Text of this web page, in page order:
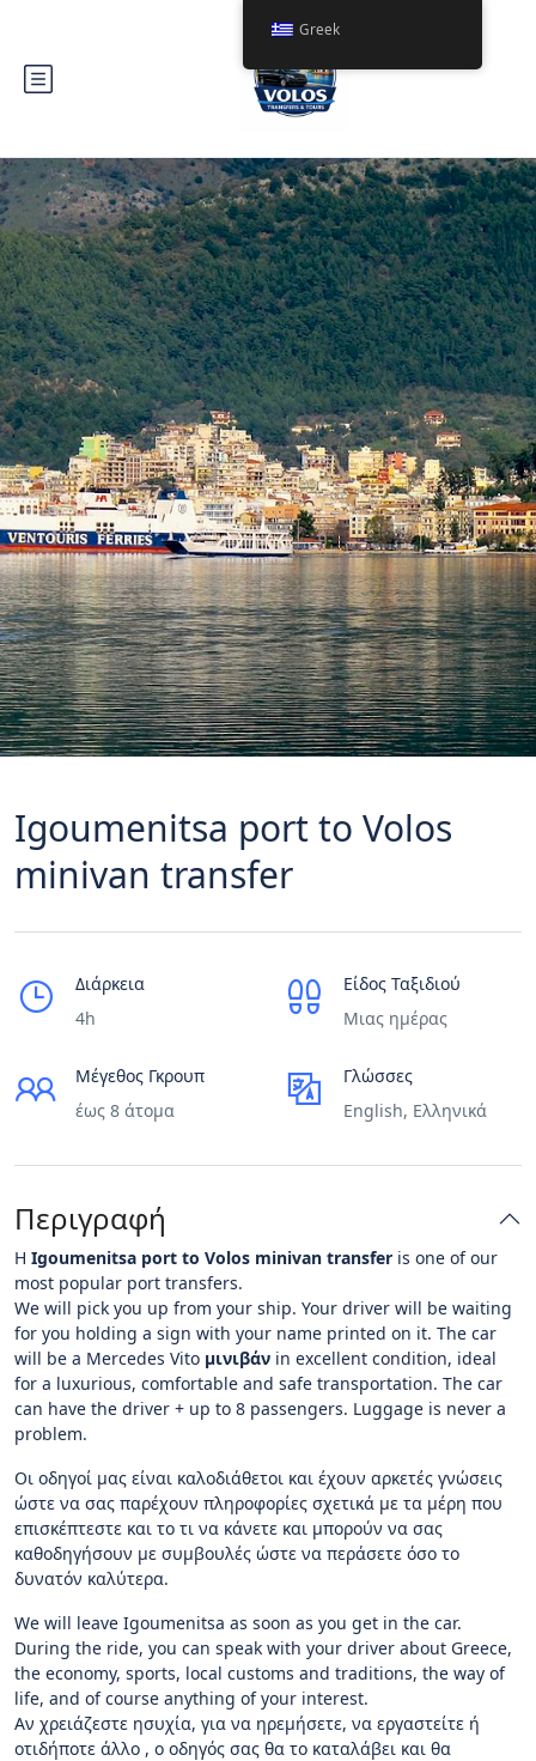
Igoumenitsa port to Volos
minivan transfer
Διάρκεια
4h
Είδος Ταξιδιού
Μιας ημέρας
Μέγεθος Γκρουπ
έως 8 άτομα
Γλώσσες
English, Ελληνικά
Περιγραφή
Η Igoumenitsa port to Volos minivan transfer is one of our
most popular port transfers.
We will pick you up from your ship. Your driver will be waiting
for you holding a sign with your name printed on it. The car
will be a Mercedes Vito μινιβάν in excellent condition, ideal
for a luxurious, comfortable and safe transportation. The car
can have the driver + up to 8 passengers. Luggage is never a
problem.
Οι οδηγοί μας είναι καλοδιάθετοι και έχουν αρκετές γνώσεις
ώστε να σας παρέχουν πληροφορίες σχετικά με τα μέρη που
επισκέπτεστε και το τι να κάνετε και μπορούν να σας
καθοδηγήσουν με συμβουλές ώστε να περάσετε όσο το
δυνατόν καλύτερα.
We will leave Igoumenitsa as soon as you get in the car.
During the ride, you can speak with your driver about Greece,
the economy, sports, local customs and traditions, the way of
life, and of course anything of your interest.
Αν χρειάζεστε ησυχία, για να ηρεμήσετε, να εργαστείτε ή
οτιδήποτε άλλο , ο οδηγός σας θα το καταλάβει και θα
Greek